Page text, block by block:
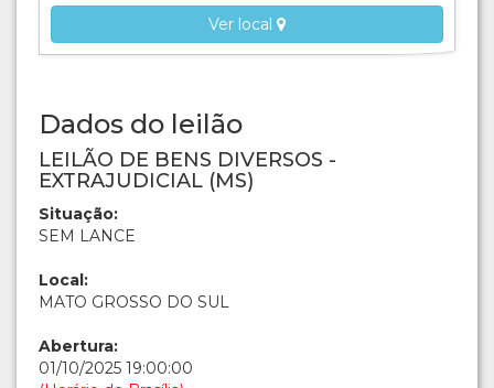
Ver local
Dados do leilão
LEILÃO DE BENS DIVERSOS -
EXTRAJUDICIAL (MS)
Situação:
SEM LANCE
Local:
MATO GROSSO DO SUL
Abertura:
01/10/2025 19:00:00